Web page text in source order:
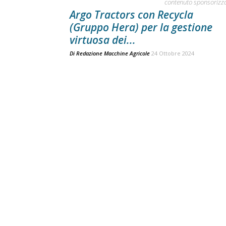
contenuto
Argo Tractors con Recycla
(Gruppo Hera) per la gestione
virtuosa dei...
Di Redazione Macchine Agricole 24 Ottobre 2024